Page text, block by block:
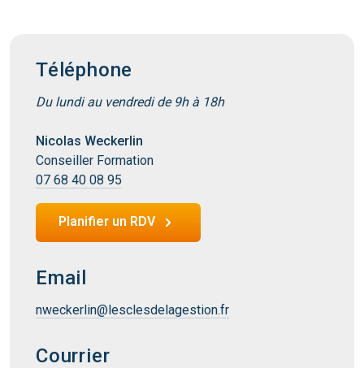
Téléphone
Du lundi au vendredi de 9h à 18h
Nicolas Weckerlin
Conseiller Formation
07 68 40 08 95
Planifier un RDV
Email
nweckerlin@lesclesdelagestion.fr
Courrier